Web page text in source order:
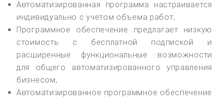
Автоматизированная программа настраивается
индивидуально с учетом объема работ;
Программное обеспечение предлагает низкую
стоимость с бесплатной подпиской и
расширенные функциональные возможности
для общего автоматизированного управления
бизнесом;
Автоматизированное программное обеспечение